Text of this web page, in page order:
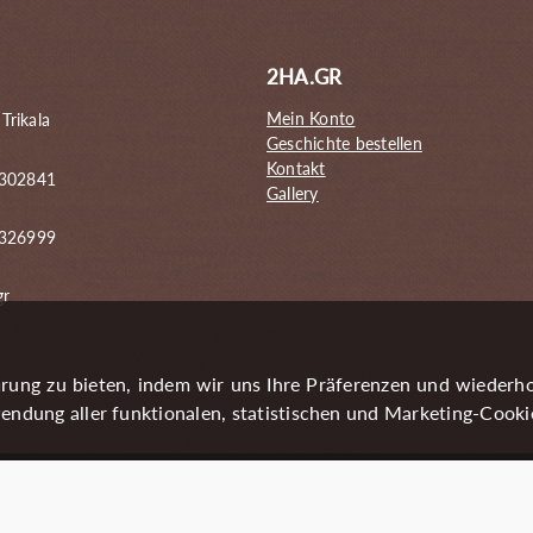
2HA.GR
Mein Konto
Geschichte bestellen
Kontakt
Gallery
zu bieten, indem wir uns Ihre Präferenzen und
aller funktionalen, statistischen und Marketing-